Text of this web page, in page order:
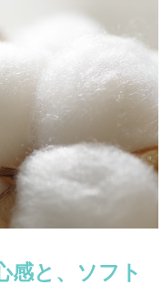
感と、ソフト